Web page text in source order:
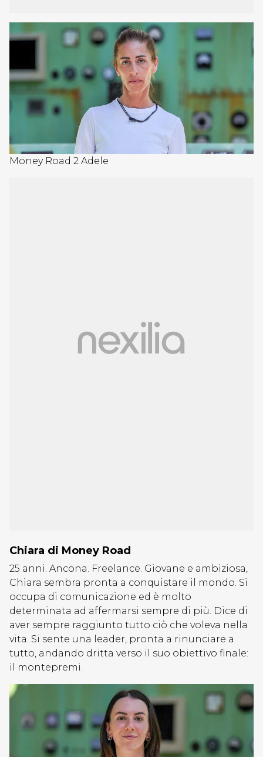
Money Road 2 Adele
Chiara di Money Road
25 anni. Ancona. Freelance. Giovane e ambiziosa,
Chiara sembra pronta a conquistare il mondo. Si
occupa di comunicazione ed è molto
determinata ad affermarsi sempre di più. Dice di
aver sempre raggiunto tutto ciò che voleva nella
vita. Si sente una leader, pronta a rinunciare a
tutto, andando dritta verso il suo obiettivo finale:
il montepremi.